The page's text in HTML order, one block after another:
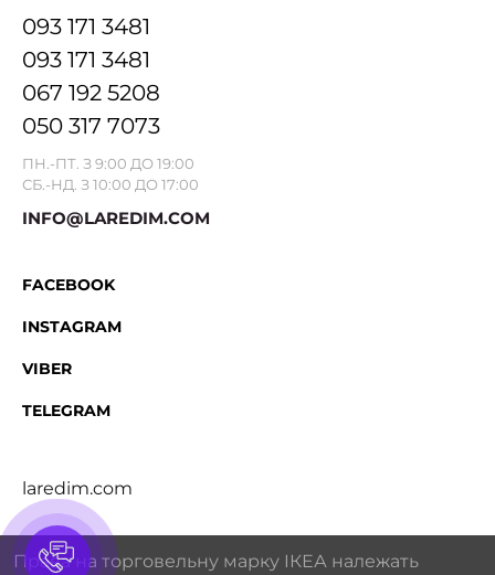
093 171 3481
093 171 3481
067 192 5208
050 317 7073
ПН.-ПТ. З 9:00 ДО 19:00
СБ.-НД. З 10:00 ДО 17:00
INFO@LAREDIM.COM
FACEBOOK
INSTAGRAM
VIBER
TELEGRAM
laredim.com
Права на торговельну марку IКЕА належать